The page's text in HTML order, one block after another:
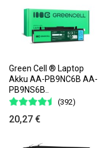
Green Cell ® Laptop
Akku AA-PB9NC6B AA-
PB9NS6B..
(392)
20,27 €